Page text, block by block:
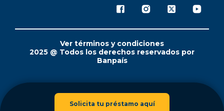
Solicita tu préstamo aquí
Ver términos y condiciones
2025 @ Todos los derechos reservados por
Banpaís